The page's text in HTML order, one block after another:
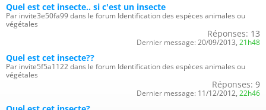
Quel est cet insecte.. si c'est un insecte
Par invite3e50fa99 dans le forum Identification des espèces animales ou
végétales
Réponses: 13
Dernier message: 20/09/2013, 21h48
Quel est cet insecte??
Par invite5f5a1122 dans le forum Identification des espèces animales ou
végétales
Réponses: 9
Dernier message: 11/12/2012, 22h46